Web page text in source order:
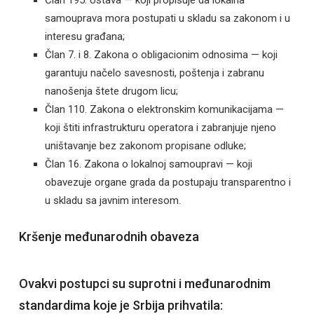
samouprava mora postupati u skladu sa zakonom i u
interesu građana;
Član 7. i 8. Zakona o obligacionim odnosima — koji
garantuju načelo savesnosti, poštenja i zabranu
nanošenja štete drugom licu;
Član 110. Zakona o elektronskim komunikacijama —
koji štiti infrastrukturu operatora i zabranjuje njeno
uništavanje bez zakonom propisane odluke;
Član 16. Zakona o lokalnoj samoupravi — koji
obavezuje organe grada da postupaju transparentno i
u skladu sa javnim interesom.
Kršenje međunarodnih obaveza
Ovakvi postupci su suprotni i međunarodnim
standardima koje je Srbija prihvatila: